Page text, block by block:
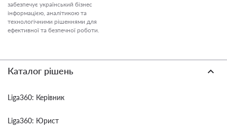
забезпечує український бізнес
інформацією, аналітикою та
технологічними рішеннями для
ефективної та безпечної роботи.
Каталог рішень
Liga360: Керівник
Liga360: Юрист